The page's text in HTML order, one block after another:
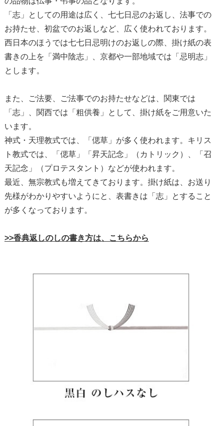
「志」としての用途は広く、七七日忌のお返し、法事での
お持たせ、初盆でのお返しなど、広く使われております。
西日本のほうでは七七日忌明けのお返しの際、掛け紙の表
書きの上を「満中陰志」、京都や一部地域では「忌明志」
とします。
また、ご法要、ご法事でのお持たせなどは、関東では
「志」、関西では「粗供養」として、掛け紙をご用意いた
います。
神式・天理教式では、「偲草」が多く使われます。キリス
ト教式では、「偲草」「昇天記念」（カトリック）、「召
天記念」（プロテスタント）などが使われます。
最近、無宗教式も増えてきております。掛け紙は、お送り
先様がわかりやすいようにと、表書きは「志」とすること
が多くなっております。
>>香典返しのしの書き方は、こちらから